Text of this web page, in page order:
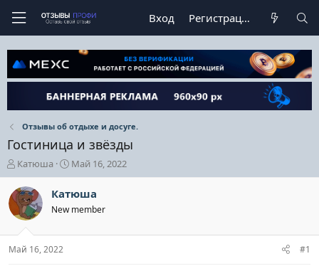
Вход Регистрация
Отзывы об отдыхе и досуге.
Гостиница и звёзды
А
в
т
о
р
е
м
Катюша
Д
а
а
н
ч
Май 16, 2022
Катюша
New member
Май 16, 2022 #1